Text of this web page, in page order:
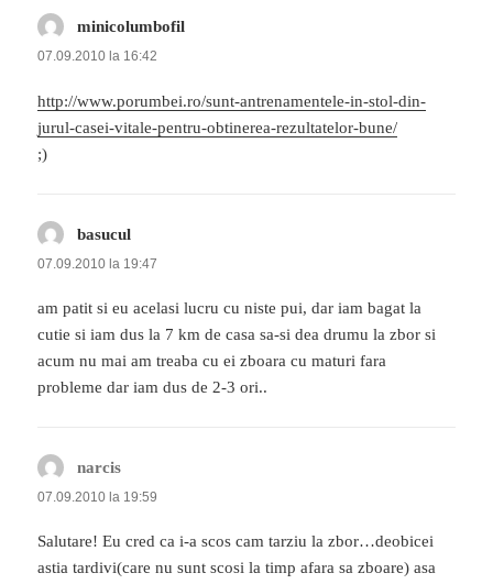
minicolumbofil
07.09.2010 la 16:42
http://www.porumbei.ro/sunt-antrenamentele-in-stol-din-
jurul-casei-vitale-pentru-obtinerea-rezultatelor-bune/
;)
basucul
07.09.2010 la 19:47
am patit si eu acelasi lucru cu niste pui, dar iam bagat la
cutie si iam dus la 7 km de casa sa-si dea drumu la zbor si
acum nu mai am treaba cu ei zboara cu maturi fara
probleme dar iam dus de 2-3 ori..
narcis
07.09.2010 la 19:59
Salutare! Eu cred ca i-a scos cam tarziu la zbor…deobicei
astia tardivi(care nu sunt scosi la timp afara sa zboare) asa